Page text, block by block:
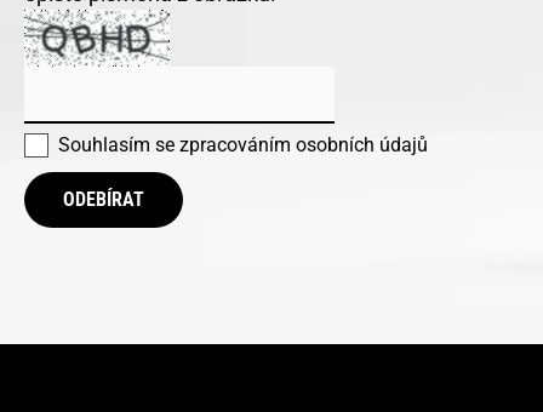
Souhlasím se zpracováním osobních údajů
ODEBÍRAT